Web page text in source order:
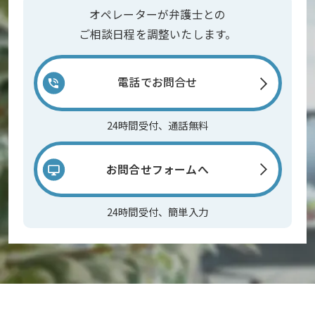
オペレーターが弁護士との
ご相談日程を調整いたします。
電話でお問合せ
24時間受付、通話無料
お問合せフォームへ
24時間受付、簡単入力